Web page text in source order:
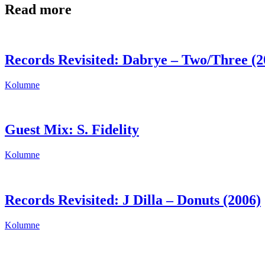
Read more
Records Revisited: Dabrye – Two/Three
Kolumne
Guest Mix: S. Fidelity
Kolumne
Records Revisited: J Dilla – Donuts (2006)
Kolumne